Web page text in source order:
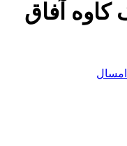
کاوه آفاق